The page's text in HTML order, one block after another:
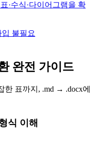
·수식·다이어그램을 확
입 불필요
완전 가이드
한 표까지, .md → .docx에
식 이해